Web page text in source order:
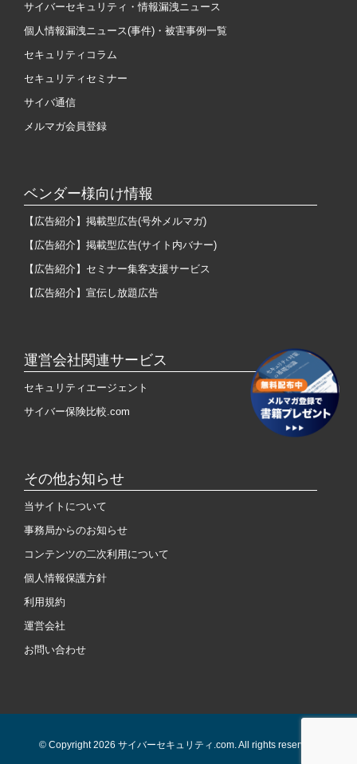
サイバーセキュリティ・情報漏洩ニュース
個人情報漏洩ニュース(事件)・被害事例一覧
セキュリティコラム
セキュリティセミナー
サイバ通信
メルマガ会員登録
ベンダー様向け情報
【広告紹介】掲載型広告(号外メルマガ)
【広告紹介】掲載型広告(サイト内バナー)
【広告紹介】セミナー集客支援サービス
【広告紹介】宣伝し放題広告
運営会社関連サービス
セキュリティエージェント
サイバー保険比較.com
その他お知らせ
当サイトについて
事務局からのお知らせ
コンテンツの二次利用について
個人情報保護方針
利用規約
運営会社
お問い合わせ
© Copyright 2026 サイバーセキュリティ.com. All rights reserved.